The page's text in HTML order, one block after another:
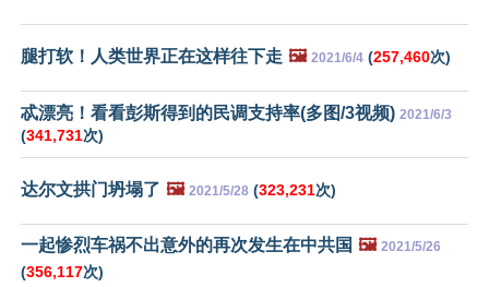
腿打软！人类世界正在这样往下走 🖼️ 2021/6/4 (257,460次)
忒漂亮！看看彭斯得到的民调支持率(多图/3视频) 2021/6/3
(341,731次)
达尔文拱门坍塌了 🖼️ 2021/5/28 (323,231次)
一起惨烈车祸不出意外的再次发生在中共国 🖼️ 2021/5/26
(356,117次)